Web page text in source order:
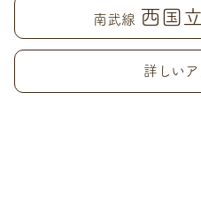
南武線 西国立
詳しい